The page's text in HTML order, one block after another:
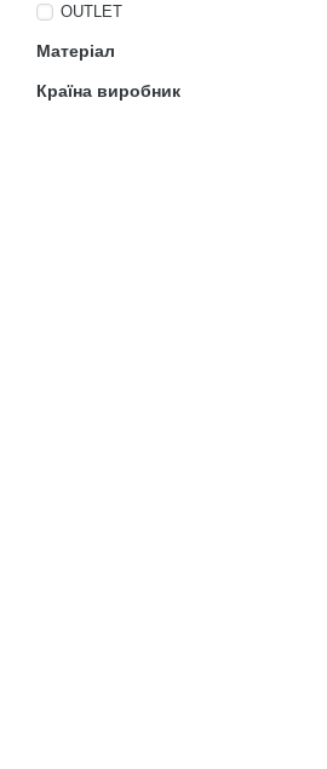
OUTLET
Матеріал
Країна виробник